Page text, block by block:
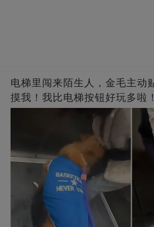
电梯里闯来陌生人，金毛主动
摸我！我比电梯按钮好玩多啦